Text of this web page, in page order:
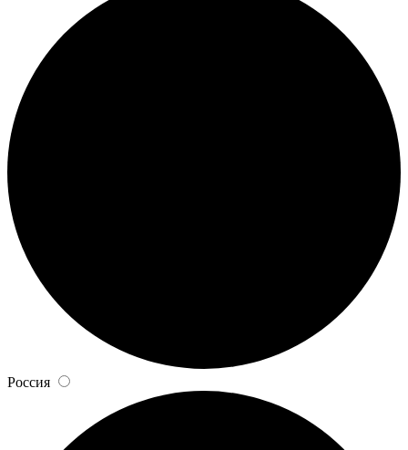
Россия